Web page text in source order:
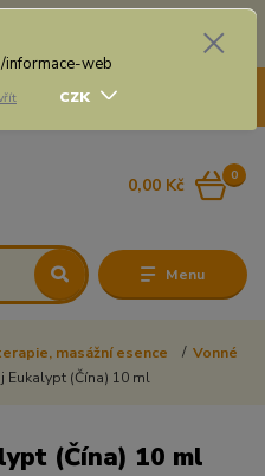
dopravy při nákupu
Menu
CZK
0
0,00 Kč
masážní esence
Vonné
Eukalypt (Čína) 10 ml
(Čína) 10 ml
web